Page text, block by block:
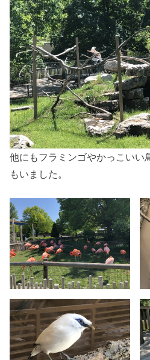
他にもフラミンゴやかっこいい
もいました。